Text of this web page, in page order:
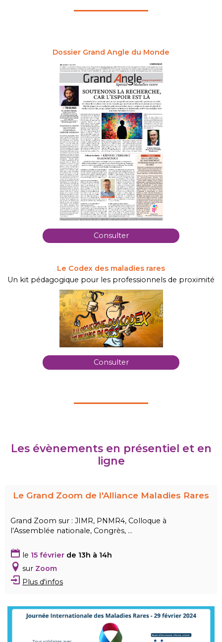
Dossier Grand Angle du Monde
Consulter
Le Codex des maladies rares
Un kit pédagogique pour les professionnels de proximité
Consulter
Les évènements en présentiel et en
ligne
Le Grand Zoom de l'Alliance Maladies Rares
Grand Zoom sur : JIMR, PNMR4, Colloque à
l’Assemblée nationale, Congrès, ...
le 15 février de 13h à 14h
sur Zoom
Plus d'infos